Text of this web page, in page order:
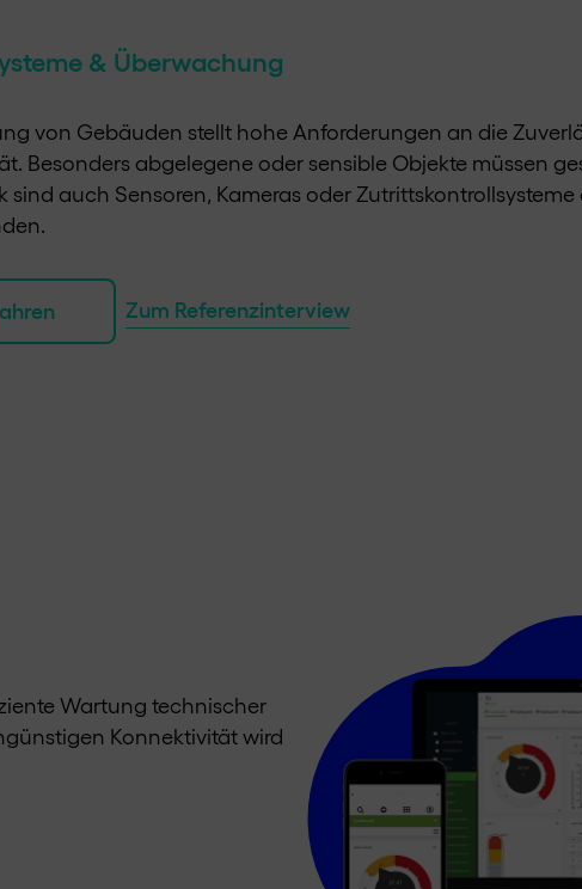
& Überwachung
von Gebäuden stellt hohe Anforderungen an die
Besonders abgelegene oder sensible Objekte müssen
sind auch Sensoren, Kameras oder
Zum Referenzinterview
Wartung technischer
Konnektivität wird